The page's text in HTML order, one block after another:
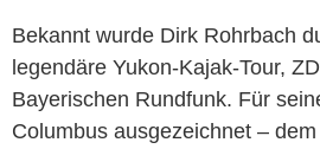
Bekannt wurde Dirk Rohrbach
legendäre Yukon-Kajak-Tour,
Bayerischen Rundfunk. Für
Columbus ausgezeichnet –